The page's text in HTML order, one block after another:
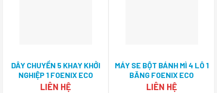
DÂY CHUYỀN 5 KHAY KHỞI
NGHIỆP 1 FOENIX ECO
LIÊN HỆ
MÁY SE BỘT BÁNH MÌ 4 LÔ 1
BĂNG FOENIX ECO
LIÊN HỆ